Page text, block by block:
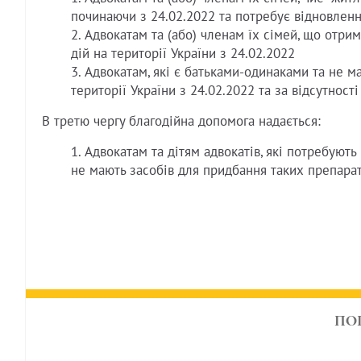
починаючи з 24.02.2022 та потребує
Адвокатам та (або) членам їх сімей, що
дій на території України з 24.02.2022
Адвокатам, які є батьками-одинаками та не
території України з 24.02.2022 та за
В третю чергу благодійна допомога надається:
Адвокатам та дітям адвокатів, які
не мають засобів для придбання таких